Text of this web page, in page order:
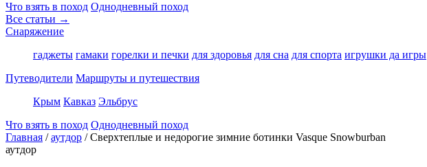
Что взять в поход Однодневный поход
Все статьи →
Снаряжение
гаджеты гамаки горелки и печки для здоровья для сна для спорта игрушки да игры
Путеводители Маршруты и путешествия
Крым Кавказ Эльбрус
Что взять в поход Однодневный поход
Главная / аутдор / Сверхтеплые и недорогие зимние ботинки Vasque Snowburban
аутдор